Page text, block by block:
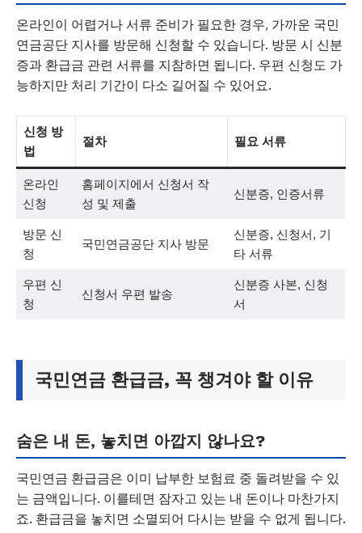
온라인이 어렵거나 서류 준비가 필요한 경우, 가까운 국민
연금공단 지사를 방문해 신청할 수 있습니다. 방문 시 신분
증과 환급금 관련 서류를 지참하면 됩니다. 우편 신청도 가
능하지만 처리 기간이 다소 길어질 수 있어요.
신청 방
법
절차 필요 서류
온라인
신청
홈페이지에서 신청서 작
성 및 제출
신분증, 인증서류
방문 신
청
국민연금공단 지사 방문
신분증, 신청서, 기
타 서류
우편 신
청
신청서 우편 발송
신분증 사본, 신청
서
국민연금 환급금, 꼭 챙겨야 할 이유
숨은 내 돈, 놓치면 아깝지 않나요?
국민연금 환급금은 이미 납부한 보험료 중 돌려받을 수 있
는 금액입니다. 이를테면 잠자고 있는 내 돈이나 마찬가지
죠. 환급금을 놓치면 소멸되어 다시는 받을 수 없게 됩니다.